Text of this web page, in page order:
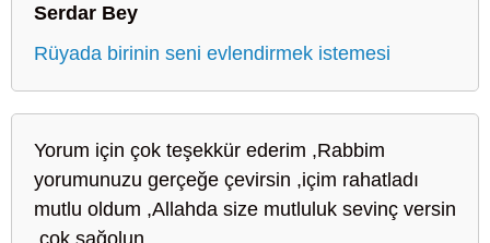
Serdar Bey
Rüyada birinin seni evlendirmek istemesi
Yorum için çok teşekkür ederim ,Rabbim
yorumunuzu gerçeğe çevirsin ,içim rahatladı
mutlu oldum ,Allahda size mutluluk sevinç versin
,çok sağolun